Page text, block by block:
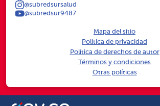
@subredsursalud
@subredsur9487
Mapa del sitio
Política de privacidad
Política de derechos de autor
Términos y condiciones
Otras políticas